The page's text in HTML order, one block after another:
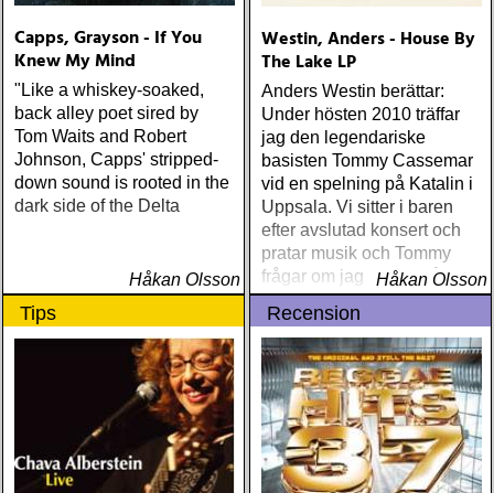
Capps, Grayson - If You
Knew My Mind
"Like a whiskey-soaked,
back alley poet sired by
Tom Waits and Robert
Johnson, Capps' stripped-
down sound is rooted in the
dark side of the Delta
Håkan Olsson
Westin, Anders - House By
The Lake LP
Anders Westin berättar:
Under hösten 2010 träffar
jag den legendariske
basisten Tommy Cassemar
vid en spelning på Katalin i
Uppsala. Vi sitter i baren
efter avslutad konsert och
pratar musik och Tommy
frågar om jag spelar något
instrument
Håkan Olsson
Tips Recension